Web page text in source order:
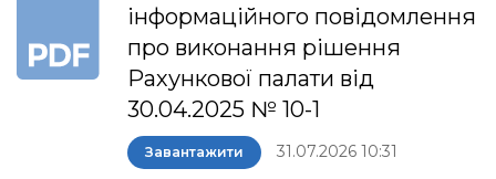
інформаційного повідомлення
про виконання рішення
Рахункової палати від
30.04.2025 № 10-1
Завантажити 31.07.2026 10:31